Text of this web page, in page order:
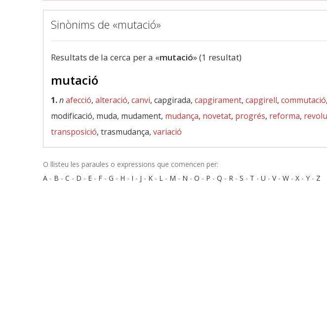
Sinònims de «mutació»
Resultats de la cerca per a «mutació» (1 resultat)
mutació
1.nafecció, alteració, canvi, capgirada, capgirament, capgirell, commutació,
modificació, muda, mudament, mudança, novetat, progrés, reforma,
transposició, trasmudança, variació
O llisteu les paraules o expressions que comencen per:
A - B - C - D - E - F - G - H - I - J - K - L - M - N - O - P - Q - R - S - T - U - V- W - X - Y - Z